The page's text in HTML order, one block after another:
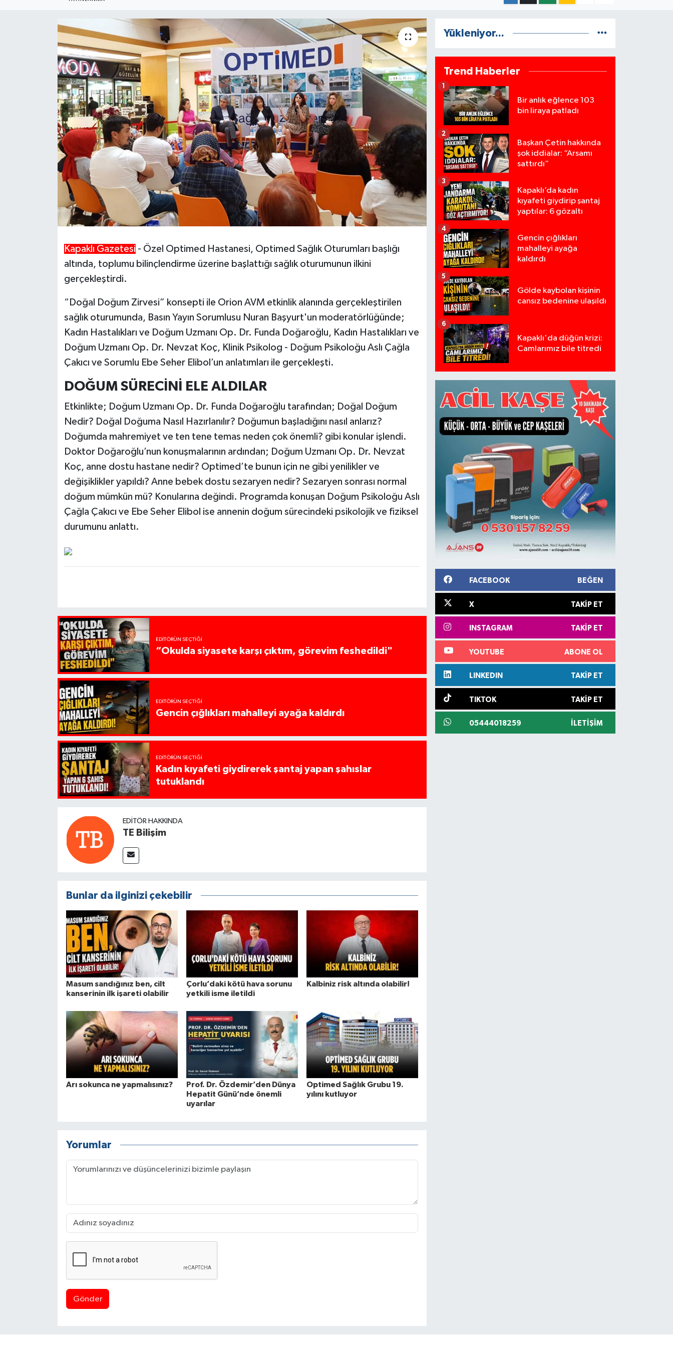
Kapaklı Gazetesi - Özel Optimed Hastanesi, Optimed Sağlık Oturumları başlığı
altında, toplumu bilinçlendirme üzerine başlattığı sağlık oturumunun ilkini
gerçekleştirdi.
“Doğal Doğum Zirvesi” konsepti ile Orion AVM etkinlik alanında gerçekleştirilen
sağlık oturumunda, Basın Yayın Sorumlusu Nuran Başyurt'un moderatörlüğünde;
Kadın Hastalıkları ve Doğum Uzmanı Op. Dr. Funda Doğaroğlu, Kadın Hastalıkları ve
Doğum Uzmanı Op. Dr. Nevzat Koç, Klinik Psikolog - Doğum Psikoloğu Aslı Çağla
Çakıcı ve Sorumlu Ebe Seher Elibol’un anlatımları ile gerçekleşti.
DOĞUM SÜRECİNİ ELE ALDILAR
Etkinlikte; Doğum Uzmanı Op. Dr. Funda Doğaroğlu tarafından; Doğal Doğum
Nedir? Doğal Doğuma Nasıl Hazırlanılır? Doğumun başladığını nasıl anlarız?
Doğumda mahremiyet ve ten tene temas neden çok önemli? gibi konular işlendi.
Doktor Doğaroğlu’nun konuşmalarının ardından; Doğum Uzmanı Op. Dr. Nevzat
Koç, anne dostu hastane nedir? Optimed’te bunun için ne gibi yenilikler ve
değişiklikler yapıldı? Anne bebek dostu sezaryen nedir? Sezaryen sonrası normal
doğum mümkün mü? Konularına değindi. Programda konuşan Doğum Psikoloğu Aslı
Çağla Çakıcı ve Ebe Seher Elibol ise annenin doğum sürecindeki psikolojik ve fiziksel
durumunu anlattı.
EDITÖRÜN SEÇTIĞI
“Okulda siyasete karşı çıktım, görevim feshedildi"
EDITÖRÜN SEÇTIĞI
Gencin çığlıkları mahalleyi ayağa kaldırdı
EDITÖRÜN SEÇTIĞI
Kadın kıyafeti giydirerek şantaj yapan şahıslar
tutuklandı
EDITÖR HAKKINDA
TE Bilişim
Bunlar da ilginizi çekebilir
Masum sandığınız ben, cilt
kanserinin ilk işareti olabilir
Çorlu’daki kötü hava sorunu
yetkili isme iletildi
Kalbiniz risk altında olabilir!
Arı sokunca ne yapmalısınız?
Prof. Dr. Özdemir’den Dünya
Hepatit Günü’nde önemli
uyarılar
Optimed Sağlık Grubu 19.
yılını kutluyor
Yorumlar
Gönder
Yükleniyor...
Trend Haberler
Bir anlık eğlence 103
bin liraya patladı
1
Başkan Çetin hakkında
şok iddialar: “Arsamı
sattırdı”
2
Kapaklı’da kadın
kıyafeti giydirip şantaj
yaptılar: 6 gözaltı
3
Gencin çığlıkları
mahalleyi ayağa
kaldırdı
4
Gölde kaybolan kişinin
cansız bedenine ulaşıldı
5
Kapaklı'da düğün krizi:
Camlarımız bile titredi
6
FACEBOOK BEĞEN
X TAKIP ET
INSTAGRAM TAKIP ET
YOUTUBE ABONE OL
LINKEDIN TAKIP ET
TIKTOK TAKIP ET
05444018259 İLETIŞIM
Teknoloji